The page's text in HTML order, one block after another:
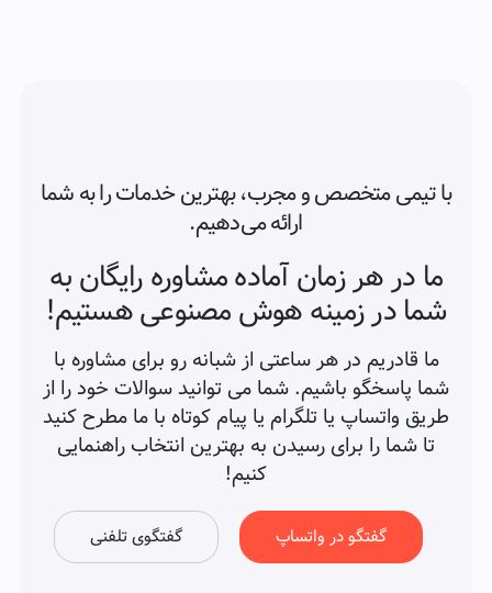
با تیمی متخصص و مجرب، بهترین خدمات را به شما
ارائه می‌دهیم.
ما در هر زمان آماده مشاوره رایگان به
شما در زمینه هوش مصنوعی هستیم!
ما قادریم در هر ساعتی از شبانه رو برای مشاوره با
شما پاسخگو باشیم. شما می توانید سوالات خود را از
طریق واتساپ یا تلگرام یا پیام کوتاه با ما مطرح کنید
تا شما را برای رسیدن به بهترین انتخاب راهنمایی
کنیم!
گفتگو در واتساپ گفتگوی تلفنی